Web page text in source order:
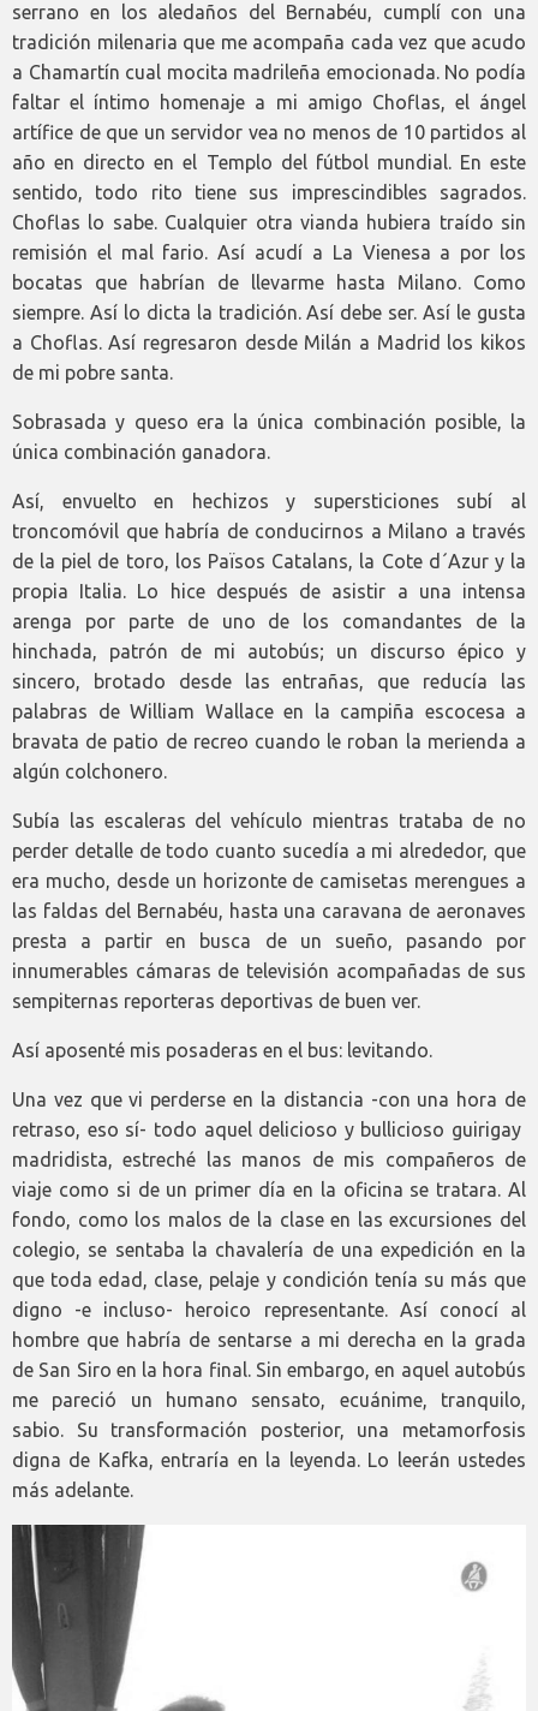
serrano en los aledaños del Bernabéu, cumplí con una
tradición milenaria que me acompaña cada vez que acudo
a Chamartín cual mocita madrileña emocionada. No podía
faltar el íntimo homenaje a mi amigo Choflas, el ángel
artífice de que un servidor vea no menos de 10 partidos al
año en directo en el Templo del fútbol mundial. En este
sentido, todo rito tiene sus imprescindibles sagrados.
Choflas lo sabe. Cualquier otra vianda hubiera traído sin
remisión el mal fario. Así acudí a La Vienesa a por los
bocatas que habrían de llevarme hasta Milano. Como
siempre. Así lo dicta la tradición. Así debe ser. Así le gusta
a Choflas. Así regresaron desde Milán a Madrid los kikos
de mi pobre santa.
Sobrasada y queso era la única combinación posible, la
única combinación ganadora.
Así, envuelto en hechizos y supersticiones subí al
troncomóvil que habría de conducirnos a Milano a través
de la piel de toro, los Països Catalans, la Cote d´Azur y la
propia Italia. Lo hice después de asistir a una intensa
arenga por parte de uno de los comandantes de la
hinchada, patrón de mi autobús; un discurso épico y
sincero, brotado desde las entrañas, que reducía las
palabras de William Wallace en la campiña escocesa a
bravata de patio de recreo cuando le roban la merienda a
algún colchonero.
Subía las escaleras del vehículo mientras trataba de no
perder detalle de todo cuanto sucedía a mi alrededor, que
era mucho, desde un horizonte de camisetas merengues a
las faldas del Bernabéu, hasta una caravana de aeronaves
presta a partir en busca de un sueño, pasando por
innumerables cámaras de televisión acompañadas de sus
sempiternas reporteras deportivas de buen ver.
Así aposenté mis posaderas en el bus: levitando.
Una vez que vi perderse en la distancia -con una hora de
retraso, eso sí- todo aquel delicioso y bullicioso guirigay
madridista, estreché las manos de mis compañeros de
viaje como si de un primer día en la oficina se tratara. Al
fondo, como los malos de la clase en las excursiones del
colegio, se sentaba la chavalería de una expedición en la
que toda edad, clase, pelaje y condición tenía su más que
digno -e incluso- heroico representante. Así conocí al
hombre que habría de sentarse a mi derecha en la grada
de San Siro en la hora final. Sin embargo, en aquel autobús
me pareció un humano sensato, ecuánime, tranquilo,
sabio. Su transformación posterior, una metamorfosis
digna de Kafka, entraría en la leyenda. Lo leerán ustedes
más adelante.